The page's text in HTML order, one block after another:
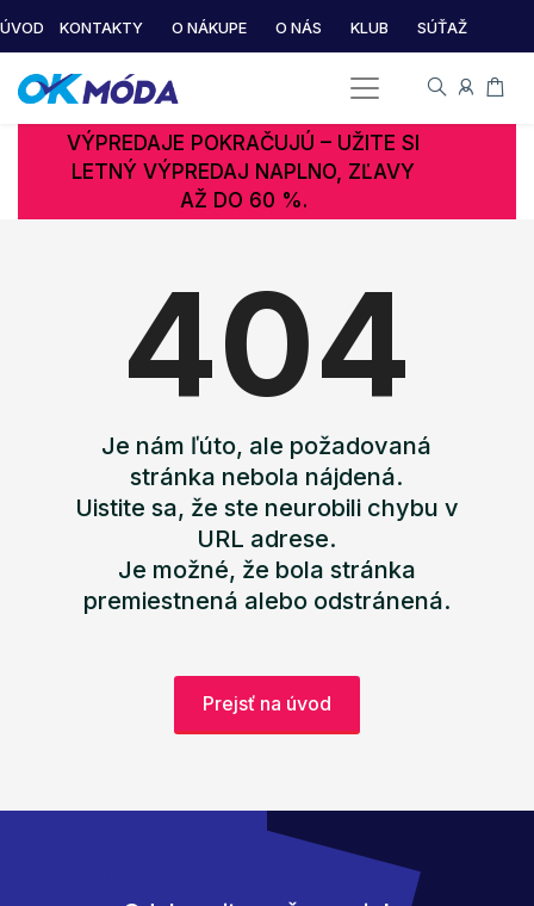
ÚVOD KONTAKTY O NÁKUPE O NÁS KLUB SÚŤAŽ
VÝPREDAJE POKRAČUJÚ – UŽITE SI
LETNÝ VÝPREDAJ NAPLNO, ZĽAVY
AŽ DO 60 %.
404
Je nám ľúto, ale požadovaná
stránka nebola nájdená.
Uistite sa, že ste neurobili chybu v
URL adrese.
Je možné, že bola stránka
premiestnená alebo odstránená.
Prejsť na úvod